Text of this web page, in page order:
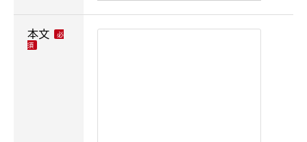
本文